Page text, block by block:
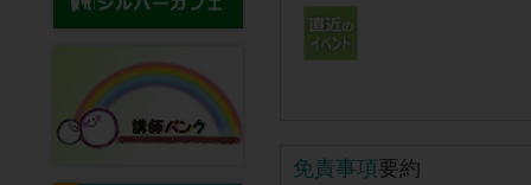
免責事項要約